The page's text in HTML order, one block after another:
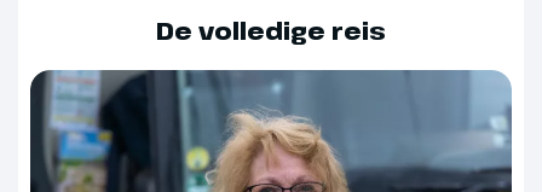
De volledige reis